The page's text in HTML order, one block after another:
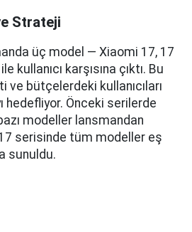
Strateji
üç model — Xiaomi 17, 17
kullanıcı karşısına çıktı. Bu
ve bütçelerdeki kullanıcıları
hedefliyor. Önceki serilerde
modeller lansmandan
17 serisinde tüm modeller eş
sunuldu.